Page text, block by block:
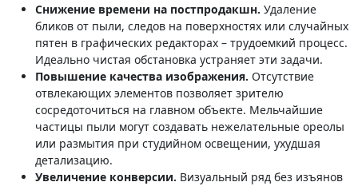
Снижение времени на постпродакшн. Удаление
бликов от пыли, следов на поверхностях или случайных
пятен в графических редакторах – трудоемкий процесс.
Идеально чистая обстановка устраняет эти задачи.
Повышение качества изображения. Отсутствие
отвлекающих элементов позволяет зрителю
сосредоточиться на главном объекте. Мельчайшие
частицы пыли могут создавать нежелательные ореолы
или размытия при студийном освещении, ухудшая
детализацию.
Увеличение конверсии. Визуальный ряд без изъянов